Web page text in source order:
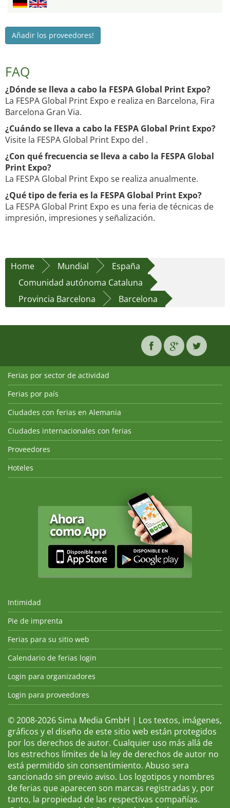
Añadir los proveedores!
FAQ
¿Dónde se lleva a cabo la FESPA Global Print Expo?
La FESPA Global Print Expo e realiza en Barcelona, Fira
Barcelona Gran Via.
¿Cuándo se lleva a cabo la FESPA Global Print Expo?
Visite la FESPA Global Print Expo del .
¿Con qué frecuencia se lleva a cabo la FESPA Global
Print Expo?
La FESPA Global Print Expo se realiza anualmente.
¿Qué tipo de feria es la FESPA Global Print Expo?
La FESPA Global Print Expo es una feria de técnicas de
impresión, impresiones y señalización.
Home Mundial
España
Comunidad autónoma Cataluna
Provincia Barcelona
Barcelona
Ferias por sector de actividad
Ferias por país
Ciudades con ferias en Alemania
Ciudades internacionales con ferias
Proveedores
Hoteles
Intimidad
Pie de imprenta
Ferias para su sitio web
Calendario de ferias login
Login para organizadores
Login para proveedores
© 2008-2026 Sima Media GmbH | Los textos, imágenes,
gráficos y el diseño de este sitio web están protegidos
por los derechos de autor. Cualquier uso más allá de
los estrechos límites de la ley de derechos de autor no
está permitido sin consentimiento. Abuso sera
sancionado sin previo aviso. Los logotipos y nombres
de ferias que aparecen son marcas registradas y, por
tanto, la propiedad de las respectivas compañías.